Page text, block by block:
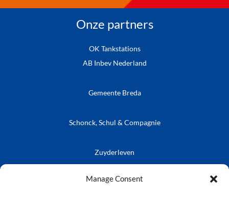
Manage Consent
Onze partners
OK Tankstations
AB Inbev Nederland
Gemeente Breda
Schonck, Schul & Compagnie
Zuyderleven
Vrienden van de Prins
Kielegatse Leutpenning